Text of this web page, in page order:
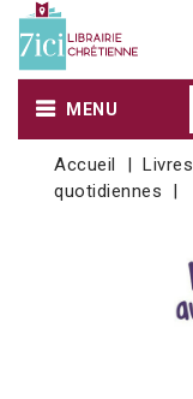
MENU
Accueil Livres
quotidiennes